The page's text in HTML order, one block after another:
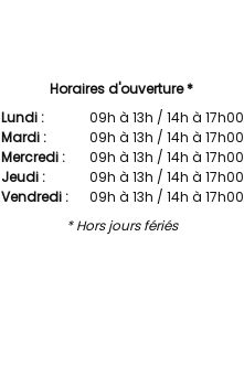
Horaires d'ouverture *
Lundi :
09h à 13h / 14h à 17h00
Mardi :
09h à 13h / 14h à 17h00
Mercredi :
09h à 13h / 14h à 17h00
Jeudi :
09h à 13h / 14h à 17h00
Vendredi :
09h à 13h / 14h à 17h00
* Hors jours fériés